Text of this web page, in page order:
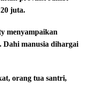
juta.
menyampaikan
Dahi manusia dihargai
orang tua santri,